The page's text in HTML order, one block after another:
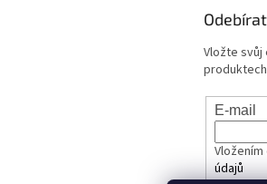
Vložte svůj
E-mail
údajů